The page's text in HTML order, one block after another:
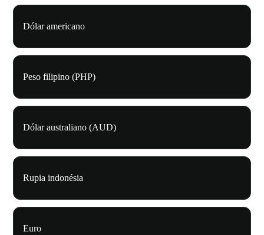
Dólar americano
Peso filipino (PHP)
Dólar australiano (AUD)
Rupia indonésia
Euro